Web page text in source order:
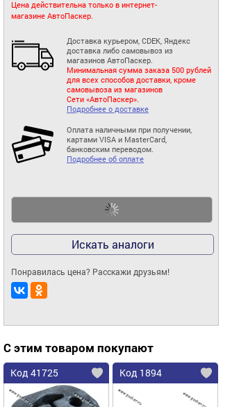
Цена действительна только в интернет-
магазине АвтоПаскер.
Доставка курьером, CDEK, Яндекс
доставка либо самовывоз из
магазинов АвтоПаскер.
Минимальная сумма заказа 500 рублей
для всех способов доставки, кроме
самовывоза из магазинов
Сети «АвтоПаскер».
Подробнее о доставке
Оплата наличными при получении,
картами VISA и MasterCard,
банковским переводом.
Подробнее об оплате
Искать аналоги
Понравилась цена? Расскажи друзьям!
С этим товаром покупают
Код 41725 Код 1894